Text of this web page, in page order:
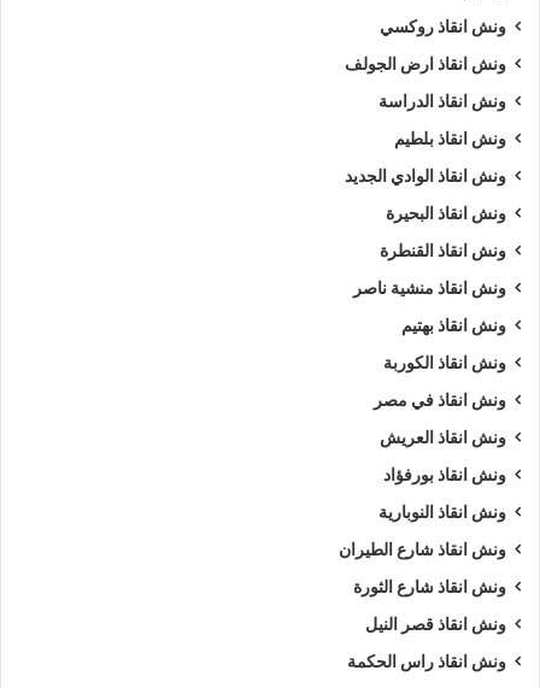
ونش انقاذ روكسي
ونش انقاذ ارض الجولف
ونش انقاذ الدراسة
ونش انقاذ بلطيم
ونش انقاذ الوادي الجديد
ونش انقاذ البحيرة
ونش انقاذ القنطرة
ونش انقاذ منشية ناصر
ونش انقاذ بهتيم
ونش انقاذ الكوربة
ونش انقاذ في مصر
ونش انقاذ العريش
ونش انقاذ بورفؤاد
ونش انقاذ النوبارية
ونش انقاذ شارع الطيران
ونش انقاذ شارع الثورة
ونش انقاذ قصر النيل
ونش انقاذ راس الحكمة